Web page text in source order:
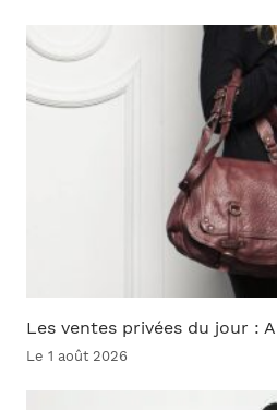
Les ventes privées du jour :
Le 1 août 2026